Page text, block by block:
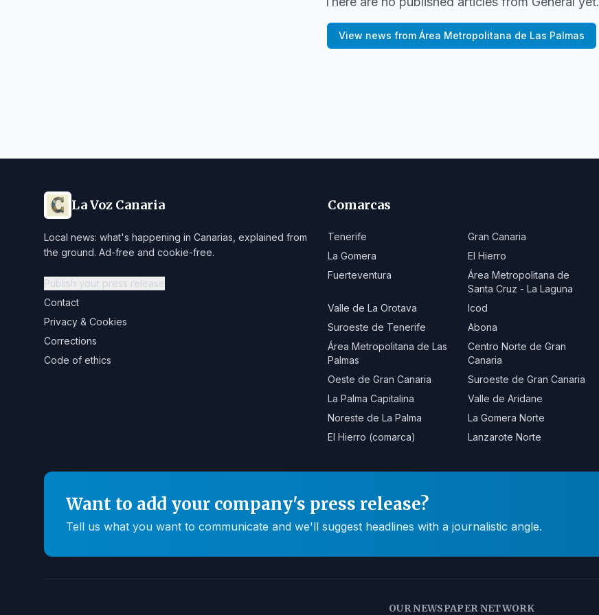
View news from Área Metropolitana de Las Palmas
La Voz Canaria
Local news: what's happening in Canarias, explained from
the ground. Ad-free and cookie-free.
Publish your press release
Contact
Privacy & Cookies
Corrections
Code of ethics
Comarcas
Tenerife Gran Canaria
La Gomera
El Hierro
Fuerteventura
Área Metropolitana de
Santa Cruz - La Laguna
Valle de La Orotava Icod
Suroeste de Tenerife
Abona
Área Metropolitana de Las
Palmas
Centro Norte de Gran
Canaria
Oeste de Gran Canaria Suroeste de Gran Canaria
La Palma Capitalina
Valle de Aridane
Noreste de La Palma
La Gomera Norte
El Hierro (comarca)
Lanzarote Norte
Want to add your company's press release?
Tell us what you want to communicate and we'll suggest headlines with a journalistic angle.
OUR NEWSPAPER NETWORK